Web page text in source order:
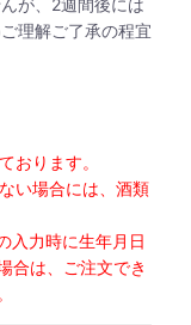
が、2週間後には
理解ご了承の程宜
おります。
い場合には、酒類
入力時に生年月日
合は、ご注文でき